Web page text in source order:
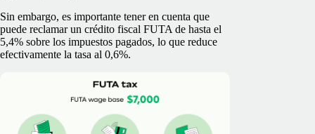
Sin embargo, es importante tener en cuenta que
puede reclamar un crédito fiscal FUTA de hasta el
5,4% sobre los impuestos pagados, lo que reduce
efectivamente la tasa al 0,6%.